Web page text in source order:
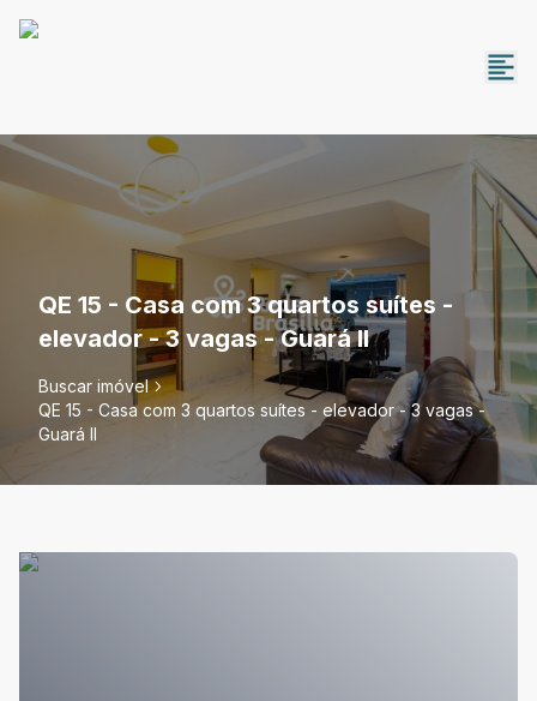
QE 15 - Casa com 3 quartos suítes -
elevador - 3 vagas - Guará II
Buscar imóvel
QE 15 - Casa com 3 quartos suítes - elevador - 3 vagas -
Guará II